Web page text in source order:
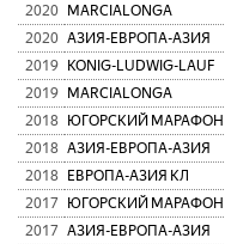
2020
MARCIALONGA
2020 АЗИЯ-ЕВРОПА-АЗИЯ
2019
KONIG-LUDWIG-LAUF
2019
MARCIALONGA
2018
ЮГОРСКИЙ МАРАФОН
2018 АЗИЯ-ЕВРОПА-АЗИЯ
2018
ЕВРОПА-АЗИЯ КЛ
2017
ЮГОРСКИЙ МАРАФОН
2017 АЗИЯ-ЕВРОПА-АЗИЯ